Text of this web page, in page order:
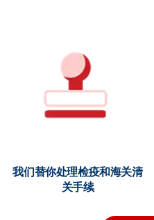
我们替你处理检疫和海关清
关手续